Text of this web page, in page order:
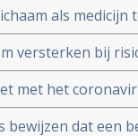
als
volgens
versterken bij
aldus
met het
voor Covid-19-
dan dat.
bewijzen dat een